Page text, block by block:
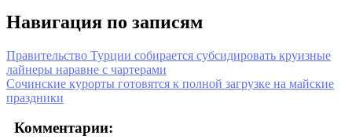
Навигация по записям
Правительство Турции собирается субсидировать круизные
лайнеры наравне с чартерами
Сочинские курорты готовятся к полной загрузке на майские
праздники
Комментарии: